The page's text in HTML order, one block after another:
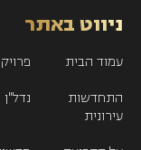
ניווט באתר
עמוד הבית
התחדשות
עירונית
נדל"ן